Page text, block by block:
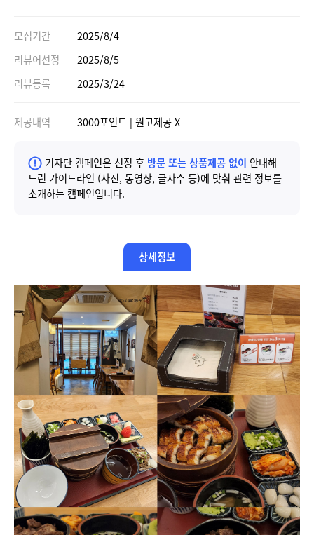
모집기간
2025/8/4
리뷰어선정
2025/8/5
리뷰등록
2025/3/24
제공내역 3000포인트 | 원고제공 X
기자단 캠페인은 선정 후 방문 또는 상품제공 없이 안내해
드린 가이드라인 (사진, 동영상, 글자수 등)에 맞춰 관련 정보를
소개하는 캠페인입니다.
상세정보